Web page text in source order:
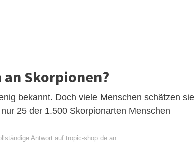
Skorpionen?
bekannt. Doch viele Menschen schätzen sie
25 der 1.500 Skorpionarten Menschen
Antwort auf tropic-shop.de an